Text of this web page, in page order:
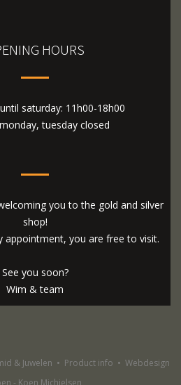
HOURS
saturday: 11h00-18h00
tuesday closed
you to the gold and silver
shop!
appointment, you are free to visit.
See you soon?
Wim & team
& Juwelen • Product info • Webdesign
- Koen Michielsen